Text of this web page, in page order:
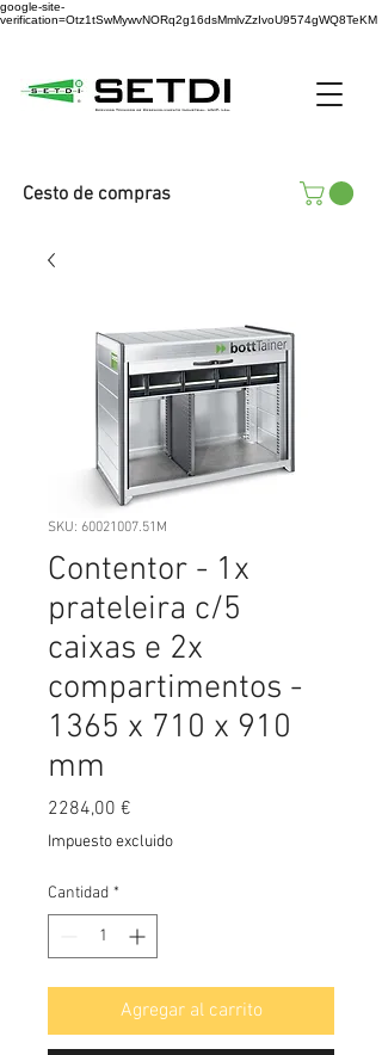
google-site-
verification=Otz1tSwMywvNORq2g16dsMmlvZzIvoU9574gWQ8TeKM
Cesto de compras
SKU: 60021007.51M
Contentor - 1x
prateleira c/5
caixas e 2x
compartimentos -
1365 x 710 x 910
mm
2284,00 €
Impuesto excluido
Cantidad *
Agregar al carrito